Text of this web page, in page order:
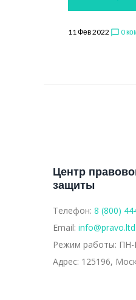
11 Фев 2022 chat_bubble_outline 0
Центр
защиты
Телефон: 8 (800)
Email: info@pravo.ltd
Режим работы: ПН-
Адрес: 125196,